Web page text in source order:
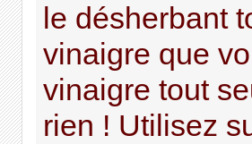
le désherbant
vinaigre que
vinaigre tout
rien ! Utilisez